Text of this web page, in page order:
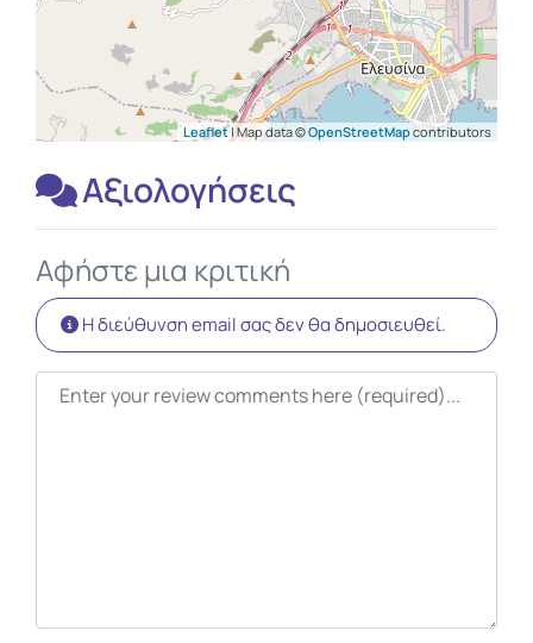
Leaflet| Map data ©OpenStreetMapcontributors
Αξιολογήσεις
Αφήστε μια κριτική
Η διεύθυνση email σας δεν θα δημοσιευθεί.
Κείμενο κριτικής